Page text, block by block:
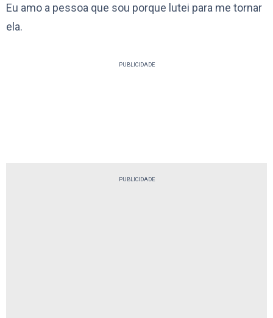
Eu amo a pessoa que sou porque lutei para me tornar
ela.
PUBLICIDADE
PUBLICIDADE